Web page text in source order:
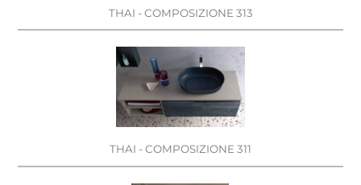
THAI - COMPOSIZIONE 313
THAI - COMPOSIZIONE 311